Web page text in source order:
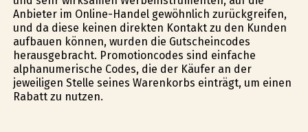
Anbieter im Online-Handel gewöhnlich zurückgreifen,
und da diese keinen direkten Kontakt zu den Kunden
aufbauen können, wurden die Gutscheincodes
herausgebracht. Promotioncodes sind einfache
alphanumerische Codes, die der Käufer an der
jeweiligen Stelle seines Warenkorbs einträgt, um einen
Rabatt zu nutzen.